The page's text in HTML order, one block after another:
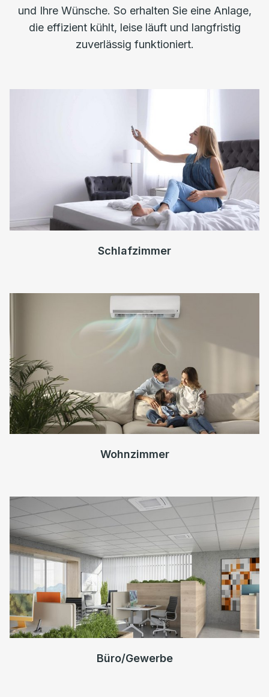
und Ihre Wünsche. So erhalten Sie eine Anlage,
die effizient kühlt, leise läuft und langfristig
zuverlässig funktioniert.
Schlafzimmer
Wohnzimmer
Büro/Gewerbe